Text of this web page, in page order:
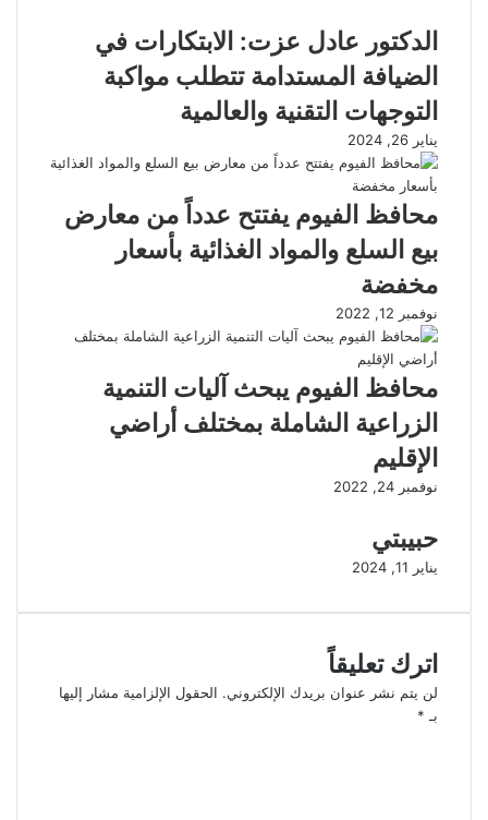
الدكتور عادل عزت: الابتكارات في
الضيافة المستدامة تتطلب مواكبة
التوجهات التقنية والعالمية
يناير 26, 2024
محافظ الفيوم يفتتح عدداً من معارض
بيع السلع والمواد الغذائية بأسعار
مخفضة
نوفمبر 12, 2022
محافظ الفيوم يبحث آليات التنمية
الزراعية الشاملة بمختلف أراضي
الإقليم
نوفمبر 24, 2022
حبيبتي
يناير 11, 2024
اترك تعليقاً
لن يتم نشر عنوان بريدك الإلكتروني. الحقول الإلزامية مشار إليها
بـ *